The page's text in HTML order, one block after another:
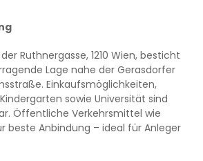
Ruthnergasse, 1210 Wien, besticht
Lage nahe der Gerasdorfer
Einkaufsmöglichkeiten,
sowie Universität sind
Öffentliche Verkehrsmittel wie
beste Anbindung – ideal für Anleger